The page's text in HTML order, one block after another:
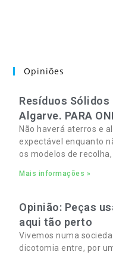
Opiniões
Resíduos Sólidos
Algarve. PARA
Não haverá aterros e
expectável enquanto
os modelos de
Mais informações »
Opinião: Peças
aqui tão perto
Vivemos numa
dicotomia entre, por